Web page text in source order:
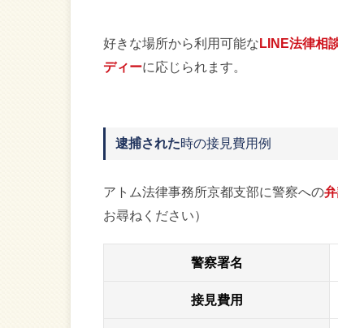
好きな場所から利用可能なLINE法律相
ディーに応じられます。
逮捕された時の接見費用例
アトム法律事務所京都支部に警察への
お尋ねください）
警察署名
接見費用